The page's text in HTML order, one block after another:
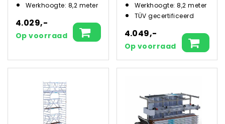
Werkhoogte: 8,2 meter
4.029,-
Op voorraad
Werkhoogte: 8,2 meter
TÜV gecertificeerd
4.049,-
Op voorraad